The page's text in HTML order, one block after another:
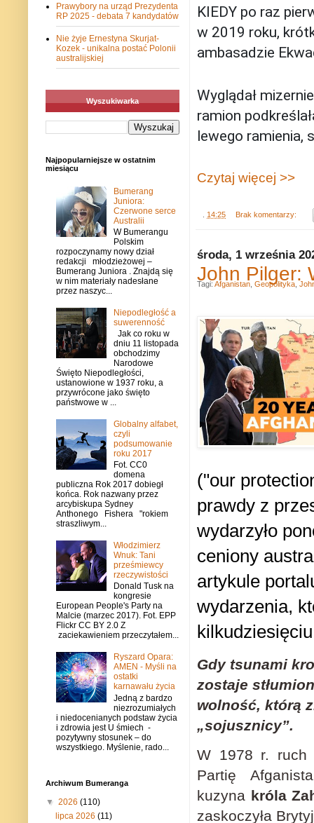
KIEDY po raz
w 2019 roku,
ambasadzie
Wyglądał
ramion
lewego ramienia,
Czytaj więcej >>
14:25 Brak komentarzy:
środa, 1 września
John Pilger:
("our
prawdy z
wydarzyło
ceniony
artykule
wydarzenia,
Gdy tsunami
zostaje
wolność, którą
„sojusznicy”.
W 1978 r. ruch
Partię
kuzyna króla
zaskoczyła
Tagi: Afganistan Geopolityka
Prawybory na urząd Prezydenta
RP 2025 - debata 7 kandydatów
Nie żyje Ernestyna Skurjat-
Kozek - unikalna postać Polonii
australijskiej
Wyszukiwarka
Najpopularniejsze w ostatnim
miesiącu
Bumerang
Juniora:
Czerwone serce
Australii
W Bumerangu
Polskim
rozpoczynamy nowy dział
redakcji młodzieżowej –
Bumerang Juniora . Znajdą się
w nim materiały nadesłane
przez naszyc...
Niepodległość a
suwerenność
Jak co roku w
dniu 11 listopada
obchodzimy
Narodowe
Święto Niepodległości,
ustanowione w 1937 roku, a
przywrócone jako święto
państwowe w ...
Globalny alfabet,
czyli
podsumowanie
roku 2017
Fot. CC0
domena
publiczna Rok 2017 dobiegł
końca. Rok nazwany przez
arcybiskupa Sydney
Anthonego Fishera "rokiem
straszliwym...
Włodzimierz
Wnuk: Tani
prześmiewcy
rzeczywistości
Donald Tusk na
kongresie
European People's Party na
Malcie (marzec 2017). Fot. EPP
Flickr CC BY 2.0 Z
zaciekawieniem przeczytałem...
Ryszard Opara:
AMEN - Myśli na
ostatki
karnawału życia
Jedną z bardzo
niezrozumiałych
i niedocenianych podstaw życia
i zdrowia jest U śmiech -
pozytywny stosunek – do
wszystkiego. Myślenie, rado...
Archiwum Bumeranga
▼ 2026 (110)
lipca 2026(11)